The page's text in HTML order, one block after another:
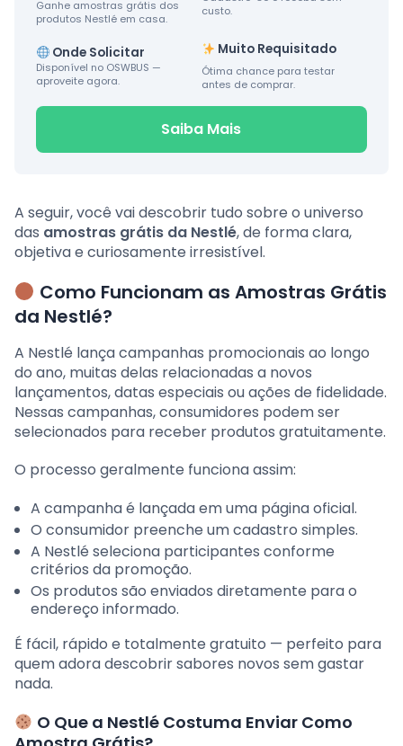
Ganhe amostras grátis dos
produtos Nestlé em casa.
custo.
Onde Solicitar
Disponível no OSWBUS —
aproveite agora.
Muito Requisitado
Ótima chance para testar
antes de comprar.
Saiba Mais
A seguir, você vai descobrir tudo sobre o universo
das amostras grátis da Nestlé, de forma clara,
objetiva e curiosamente irresistível.
Como Funcionam as Amostras Grátis
da Nestlé?
A Nestlé lança campanhas promocionais ao longo
do ano, muitas delas relacionadas a novos
lançamentos, datas especiais ou ações de fidelidade.
Nessas campanhas, consumidores podem ser
selecionados para receber produtos gratuitamente.
O processo geralmente funciona assim:
A campanha é lançada em uma página oficial.
O consumidor preenche um cadastro simples.
A Nestlé seleciona participantes conforme
critérios da promoção.
Os produtos são enviados diretamente para o
endereço informado.
É fácil, rápido e totalmente gratuito — perfeito para
quem adora descobrir sabores novos sem gastar
nada.
O Que a Nestlé Costuma Enviar Como